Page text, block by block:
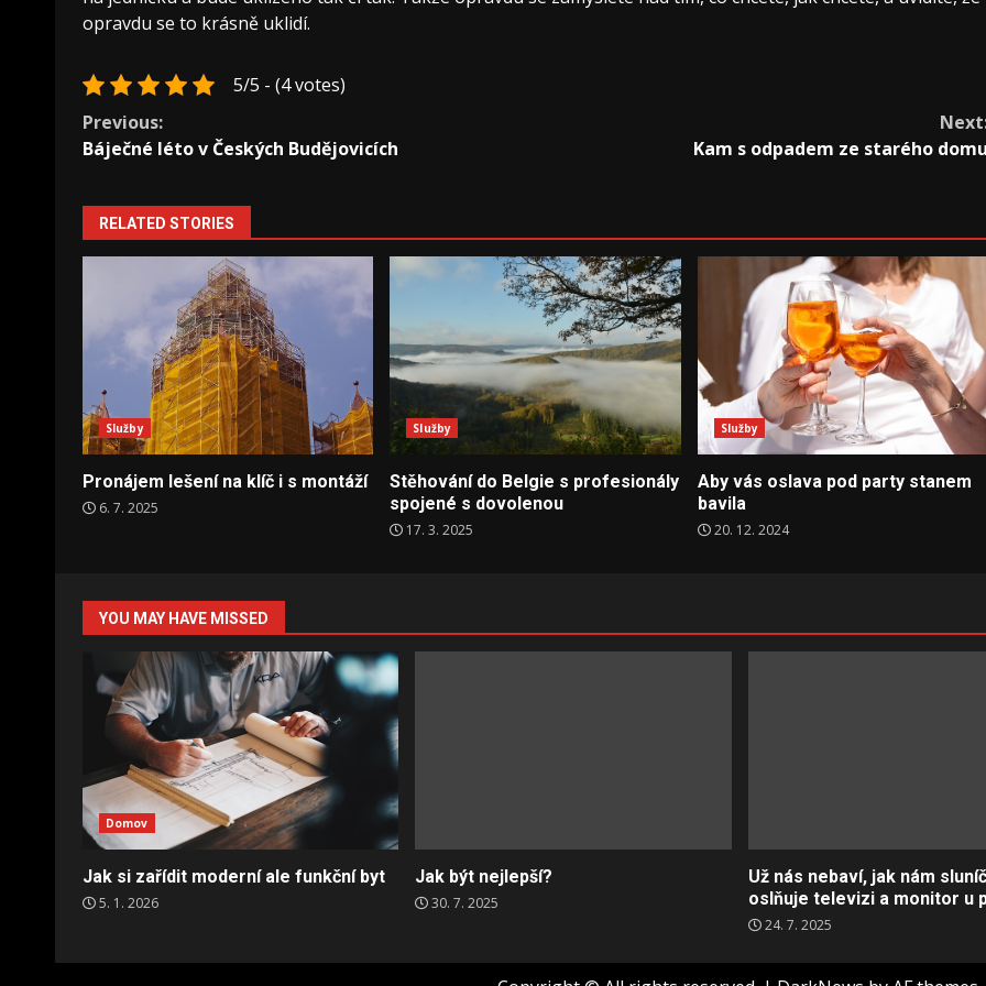
opravdu se to krásně uklidí.
5/5 - (4 votes)
Continue
Reading
Previous:
Báječné léto v Českých Budějovicích
Kam s odpadem ze starého
RELATED STORIES
Služby
Pronájem lešení na klíč i s montáží
6. 7. 2025
Služby
Stěhování do Belgie s profesionály
spojené s dovolenou
17. 3. 2025
Služby
Aby vás oslava pod party stanem
bavila
20. 12. 2024
YOU MAY HAVE MISSED
Domov
Jak si zařídit moderní ale funkční byt
5. 1. 2026
Jak být nejlepší?
30. 7. 2025
Už nás nebaví, jak nám
oslňuje televizi a monitor u
24. 7. 2025